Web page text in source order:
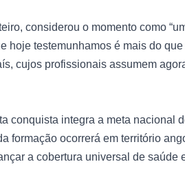
considerou o momento como
hoje testemunhamos é mais do
cujos profissionais assumem
conquista integra a meta nacional
formação ocorrerá em território
a cobertura universal de saúde